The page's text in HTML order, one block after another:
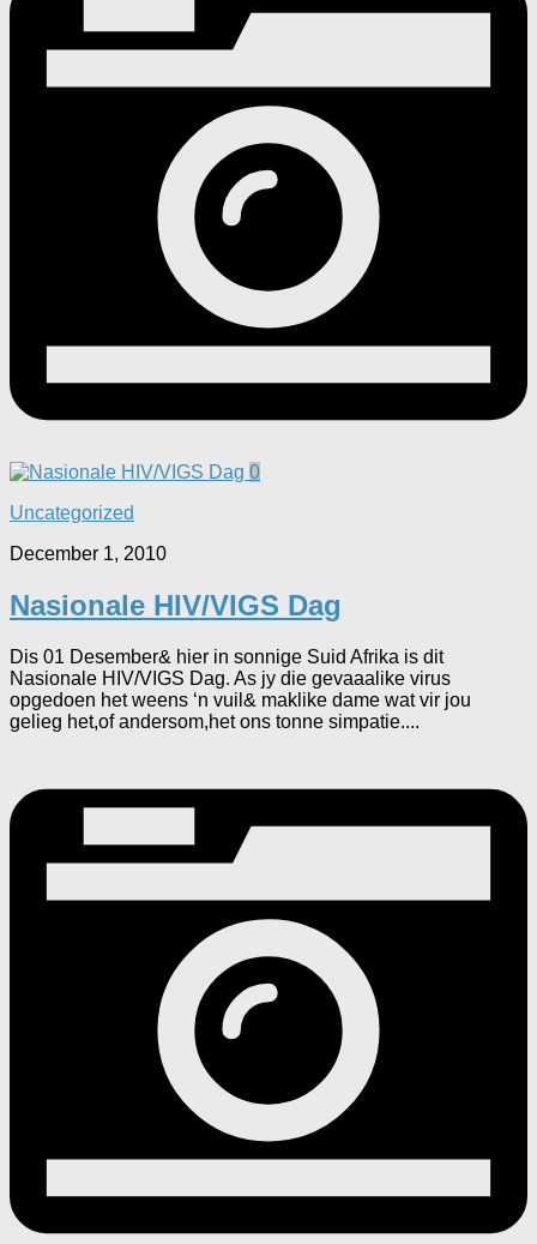
0
Uncategorized
December 1, 2010
Nasionale HIV/VIGS Dag
Dis 01 Desember& hier in sonnige Suid Afrika is dit
Nasionale HIV/VIGS Dag. As jy die gevaaalike virus
opgedoen het weens ‘n vuil& maklike dame wat vir jou
gelieg het,of andersom,het ons tonne simpatie....